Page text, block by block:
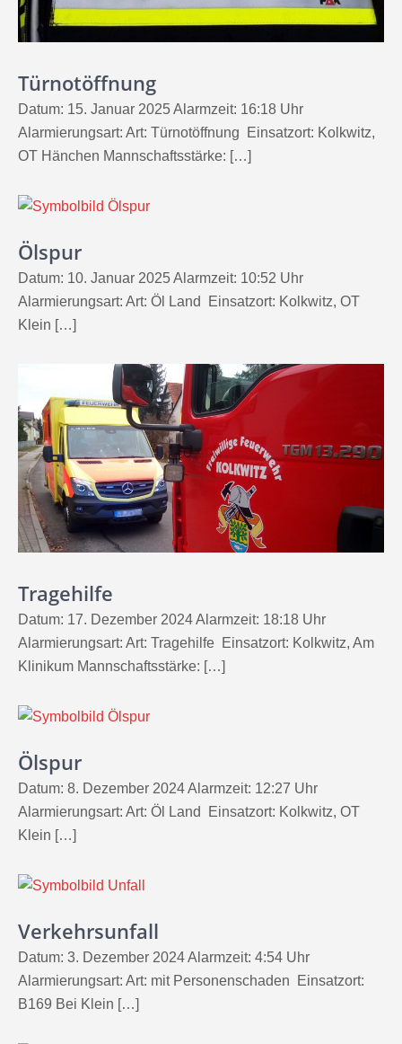
Türnotöffnung
Datum: 15. Januar 2025 Alarmzeit: 16:18 Uhr
Alarmierungsart: Art: Türnotöffnung Einsatzort: Kolkwitz,
OT Hänchen Mannschaftsstärke: […]
Ölspur
Datum: 10. Januar 2025 Alarmzeit: 10:52 Uhr
Alarmierungsart: Art: Öl Land Einsatzort: Kolkwitz, OT
Klein […]
Tragehilfe
Datum: 17. Dezember 2024 Alarmzeit: 18:18 Uhr
Alarmierungsart: Art: Tragehilfe Einsatzort: Kolkwitz, Am
Klinikum Mannschaftsstärke: […]
Ölspur
Datum: 8. Dezember 2024 Alarmzeit: 12:27 Uhr
Alarmierungsart: Art: Öl Land Einsatzort: Kolkwitz, OT
Klein […]
Verkehrsunfall
Datum: 3. Dezember 2024 Alarmzeit: 4:54 Uhr
Alarmierungsart: Art: mit Personenschaden Einsatzort:
B169 Bei Klein […]